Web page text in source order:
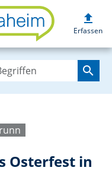
upload
Erfassen
search
Osterfest in